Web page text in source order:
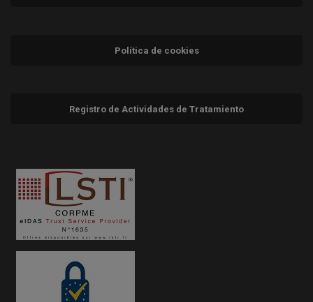
Política de cookies
Registro de Actividades de Tratamiento